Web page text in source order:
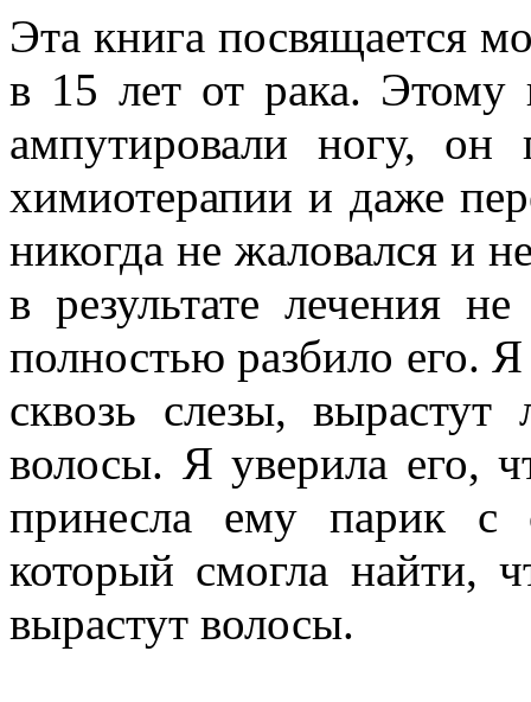
Эта книга посвящается
в 15 лет от рака. Этому
ампутировали ногу,
химиотерапии и даже
никогда не жаловался и
в результате лечения
полностью разбило его.
сквозь слезы,
волосы. Я уверила его,
принесла ему парик с
который смогла найти,
вырастут волосы.